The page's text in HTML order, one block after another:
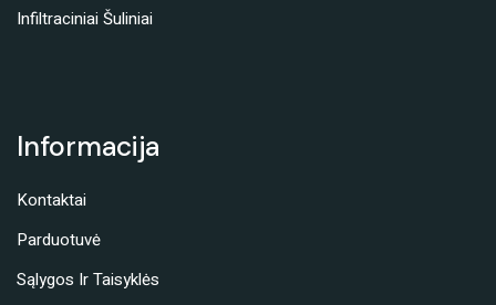
Infiltraciniai Šuliniai
Informacija
Kontaktai
Parduotuvė
Sąlygos Ir Taisyklės